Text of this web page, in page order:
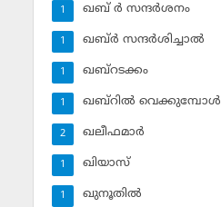
ഖബ് ര്‍ സന്ദര്‍ശനം
1
ഖബ്ര്‍ സന്ദര്‍ശിച്ചാല്‍
1
ഖബ്‌റടക്കം
1
ഖബ്‌റില്‍ വെക്കുമ്പോള്‍
1
ഖലീഫമാര്‍
2
ഖിയാസ്
1
ഖുനൂതില്‍
1